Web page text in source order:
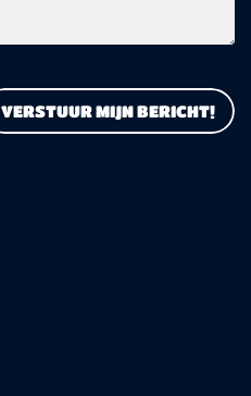
VERSTUUR MIJN BERICHT!